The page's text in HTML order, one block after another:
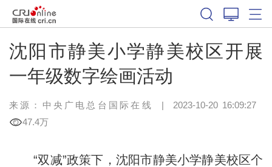
沈阳市静美小学静美校区开展
一年级数字绘画活动
来源：中央广电总台国际在线 | 2023-10-20 16:09:27
47.4万
“双减”政策下，沈阳市静美小学静美校区个